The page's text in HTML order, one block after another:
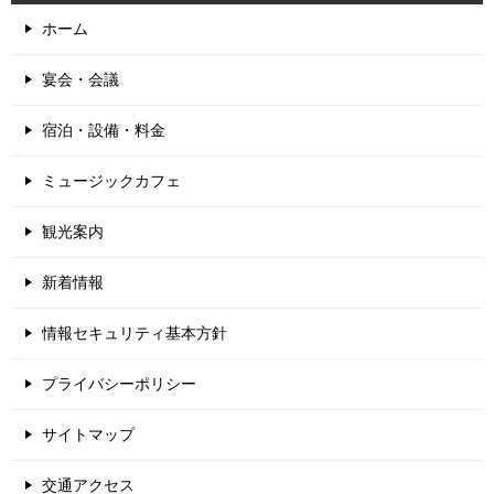
ホーム
宴会・会議
宿泊・設備・料金
ミュージックカフェ
観光案内
新着情報
情報セキュリティ基本方針
プライバシーポリシー
サイトマップ
交通アクセス